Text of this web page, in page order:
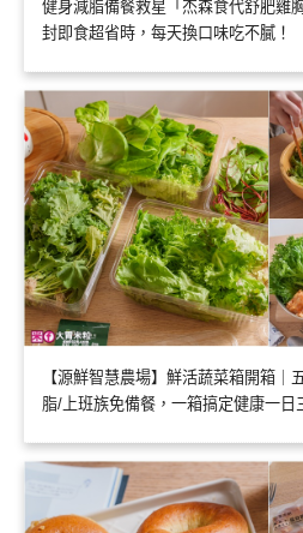
健身減脂備餐救星「杰森食代舒肥雞
封即食超省時，每天換口味吃不膩！
【源鮮智慧農場】鮮活蔬菜箱開箱｜
脂/上班族免備餐，一箱搞定健康一日